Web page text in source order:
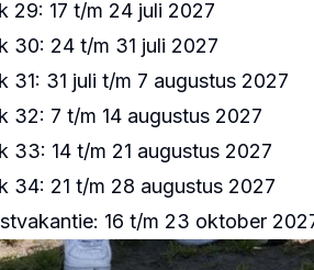
Contact
29: 17 t/m 24 juli 2027
30: 24 t/m 31 juli 2027
31: 31 juli t/m 7 augustus 2027
32: 7 t/m 14 augustus 2027
33: 14 t/m 21 augustus 2027
34: 21 t/m 28 augustus 2027
16 t/m 23 oktober